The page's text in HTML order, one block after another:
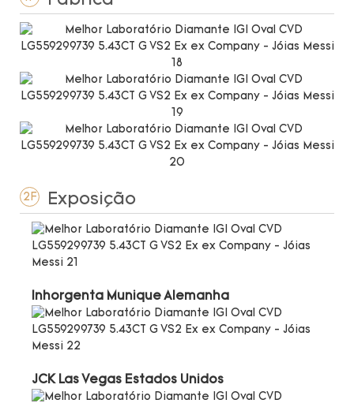
2F Exposição
Inhorgenta Munique Alemanha
JCK Las Vegas Estados Unidos